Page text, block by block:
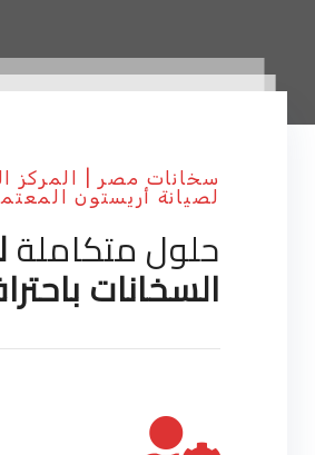
سخانات مصر | المركز
لصيانة أريستون
حلول متكاملة
السخانات